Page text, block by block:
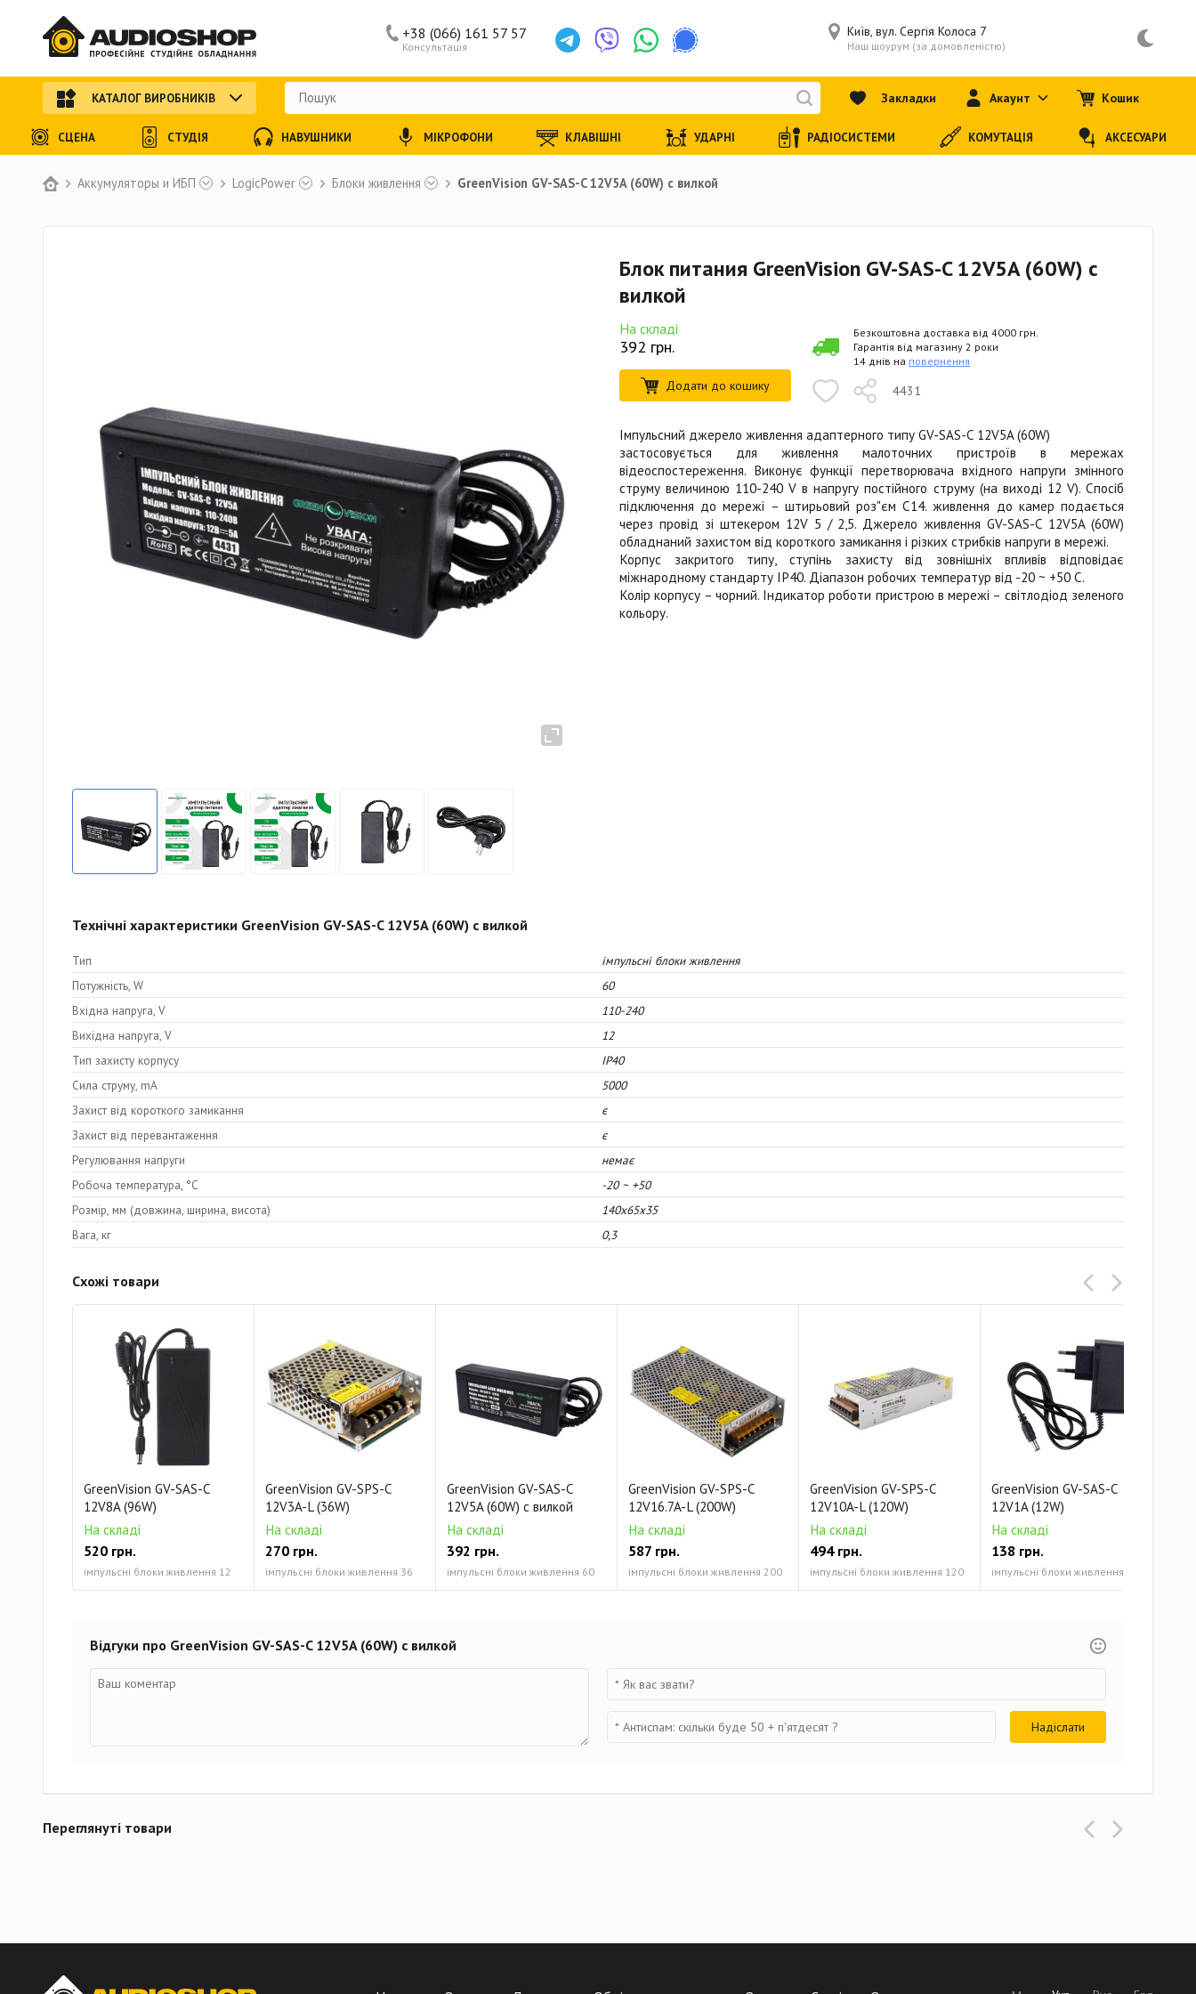
Аккумуляторы и ИБП LogicPower Блоки живлення GreenVision GV-SAS-C 12V5A (60W) с вилкой
Блок питания GreenVision GV-SAS-C 12V5A (60W) с
вилкой
На складі
392 грн.
Додати до кошику 4431
Безкоштовна доставка від 4000 грн.
Гарантія від магазину 2 роки
14 днів на повернення
Імпульсний джерело живлення адаптерного типу GV-SAS-C 12V5A (60W)
застосовується для живлення малоточних пристроїв в мережах
відеоспостереження. Виконує функції перетворювача вхідного напруги змінного
струму величиною 110-240 V в напругу постійного струму (на виході 12 V). Спосіб
підключення до мережі – штирьовий роз"єм С14. живлення до камер подається
через провід зі штекером 12V 5 / 2,5. Джерело живлення GV-SAS-C 12V5A (60W)
обладнаний захистом від короткого замикання і різких стрибків напруги в мережі.
Корпус закритого типу, ступінь захисту від зовнішніх впливів відповідає
міжнародному стандарту IP40. Діапазон робочих температур від -20 ~ +50 С.
Колір корпусу – чорний. Індикатор роботи пристрою в мережі – світлодіод зеленого
кольору.
Технічні характеристики GreenVision GV-SAS-C 12V5A (60W) с вилкой
Тип
імпульсні блоки живлення
Потужність, W
60
Вхідна напруга, V
110-240
Вихідна напруга, V
12
Тип захисту корпусу
IP40
Сила струму, mA
5000
Захист від короткого замикання
є
Захист від перевантаження
є
Регулювання напруги
немає
Робоча температура, °C
-20 ~ +50
Розмір, мм (довжина, ширина, висота)
140x65x35
Вага, кг
0,3
Схожі товари
GreenVision GV-SAS-C
12V8A (96W)
На складі
520 грн.
імпульсні блоки живлення 12
GreenVision GV-SPS-C
12V3A-L (36W)
На складі
270 грн.
імпульсні блоки живлення 36
GreenVision GV-SAS-C
12V5A (60W) с вилкой
На складі
392 грн.
імпульсні блоки живлення 60
GreenVision GV-SPS-С
12V16.7A-L (200W)
На складі
587 грн.
імпульсні блоки живлення 200
GreenVision GV-SPS-C
12V10A-L (120W)
На складі
494 грн.
імпульсні блоки живлення 120
GreenVision GV-SAS-С
12V1A (12W)
На складі
138 грн.
імпульсні блоки живлення 12
Відгуки про GreenVision GV-SAS-C 12V5A (60W) с вилкой
Переглянуті товари
Консультація
+38 (066) 161 57 57 Київ, вул. Сергія Колоса 7
Наш шоурум (за домовленістю)
КАТАЛОГ ВИРОБНИКІВ Закладки Акаунт Кошик
СЦЕНА СТУДІЯ НАВУШНИКИ МІКРОФОНИ КЛАВІШНІ УДАРНІ РАДІОСИСТЕМИ КОМУТАЦІЯ АКСЕСУАРИ